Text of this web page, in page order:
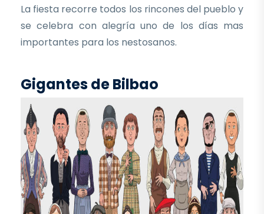
La fiesta recorre todos los rincones del pueblo y
se celebra con alegría uno de los días mas
importantes para los nestosanos.
Gigantes de Bilbao